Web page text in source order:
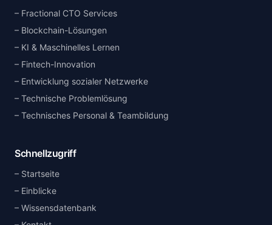
Fractional CTO Services
Blockchain-Lösungen
KI & Maschinelles Lernen
Fintech-Innovation
Entwicklung sozialer Netzwerke
Technische Problemlösung
Technisches Personal & Teambildung
Schnellzugriff
Startseite
Einblicke
Wissensdatenbank